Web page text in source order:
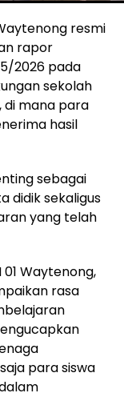
resmi
rapor
2026 pada
sekolah
di mana para
hasil
sebagai
didik sekaligus
yang telah
Waytenong,
rasa
para siswa